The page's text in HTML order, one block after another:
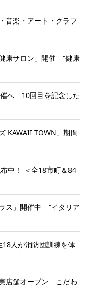
音楽・アート・クラフ
康サロン」開催 “健康
催へ 10回目を記念した
KAWAII TOWN」期間
中！ ＜全18市町＆84
ス」開催中 “イタリア
18人が消防団訓練を体
店舗オープン こだわ